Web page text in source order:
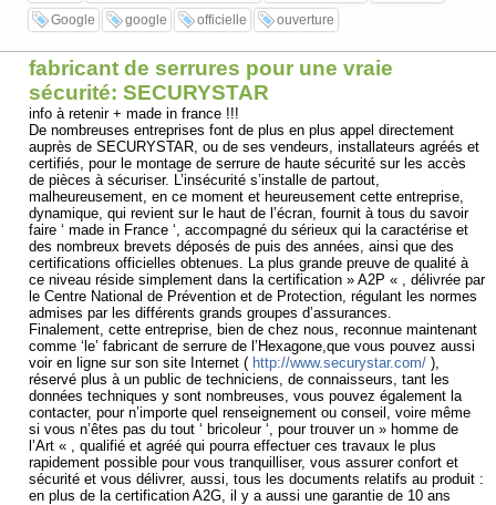
Google
google officielle ouverture
fabricant de serrures pour une vraie
sécurité: SECURYSTAR
info à retenir + made in france !!!
De nombreuses entreprises font de plus en plus appel directement
auprès de SECURYSTAR, ou de ses vendeurs, installateurs agréés et
certifiés, pour le montage de serrure de haute sécurité sur les accès
de pièces à sécuriser. L’insécurité s’installe de partout,
malheureusement, en ce moment et heureusement cette entreprise,
dynamique, qui revient sur le haut de l’écran, fournit à tous du savoir
faire ‘ made in France ‘, accompagné du sérieux qui la caractérise et
des nombreux brevets déposés de puis des années, ainsi que des
certifications officielles obtenues. La plus grande preuve de qualité à
ce niveau réside simplement dans la certification » A2P « , délivrée par
le Centre National de Prévention et de Protection, régulant les normes
admises par les différents grands groupes d’assurances.
Finalement, cette entreprise, bien de chez nous, reconnue maintenant
comme ‘le’ fabricant de serrure de l’Hexagone,que vous pouvez aussi
voir en ligne sur son site Internet ( http://www.securystar.com/ ),
réservé plus à un public de techniciens, de connaisseurs, tant les
données techniques y sont nombreuses, vous pouvez également la
contacter, pour n’importe quel renseignement ou conseil, voire même
si vous n’êtes pas du tout ‘ bricoleur ‘, pour trouver un » homme de
l’Art « , qualifié et agréé qui pourra effectuer ces travaux le plus
rapidement possible pour vous tranquilliser, vous assurer confort et
sécurité et vous délivrer, aussi, tous les documents relatifs au produit :
en plus de la certification A2G, il y a aussi une garantie de 10 ans